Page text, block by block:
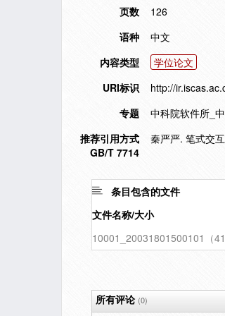
页数
126
语种
中文
内容类型
学位论文
URI标识
http://
专题
中科院软件所_
推荐引用方式
GB/T 7714
秦严严. 笔式交
条目包含的文件
文件名称/大小
10001_20031801500101（
所有评论(0)